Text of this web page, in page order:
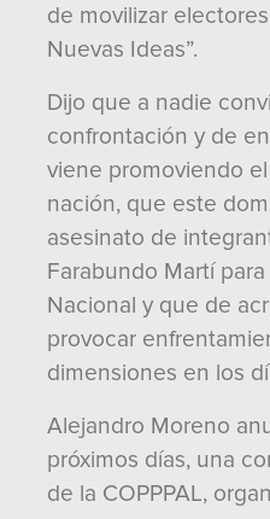
de movilizar
Nuevas Ideas”.
Dijo que a nadie
confrontación y de
viene promoviendo
nación, que este
asesinato de
Farabundo Martí
Nacional y que de
provocar
dimensiones en los
Alejandro Moreno
próximos días, una
de la COPPPAL,